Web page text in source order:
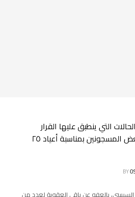
التي ينطبق عليها القرار
الرئاسي بالعفو عن بعض المسجونين بمناسبة أعياد ٢٥
BY
السيسي، بالعفو عن باقي العقوبة لعدد من